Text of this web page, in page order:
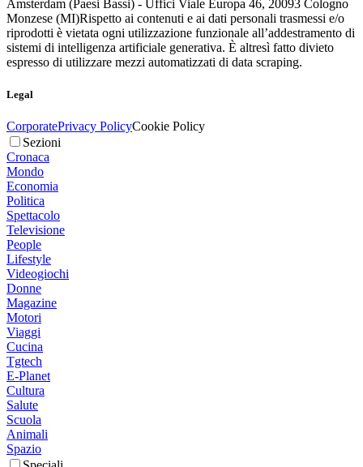
Amsterdam (Paesi Bassi) - Uffici Viale Europa 46, 20093 Cologno
Monzese (MI)Rispetto ai contenuti e ai dati personali trasmessi e/o
riprodotti è vietata ogni utilizzazione funzionale all’addestramento di
sistemi di intelligenza artificiale generativa. È altresì fatto divieto
espresso di utilizzare mezzi automatizzati di data scraping.
Legal
CorporatePrivacy PolicyCookie Policy
Sezioni
Cronaca
Mondo
Economia
Politica
Spettacolo
Televisione
People
Lifestyle
Videogiochi
Donne
Magazine
Motori
Viaggi
Cucina
Tgtech
E-Planet
Cultura
Salute
Scuola
Animali
Spazio